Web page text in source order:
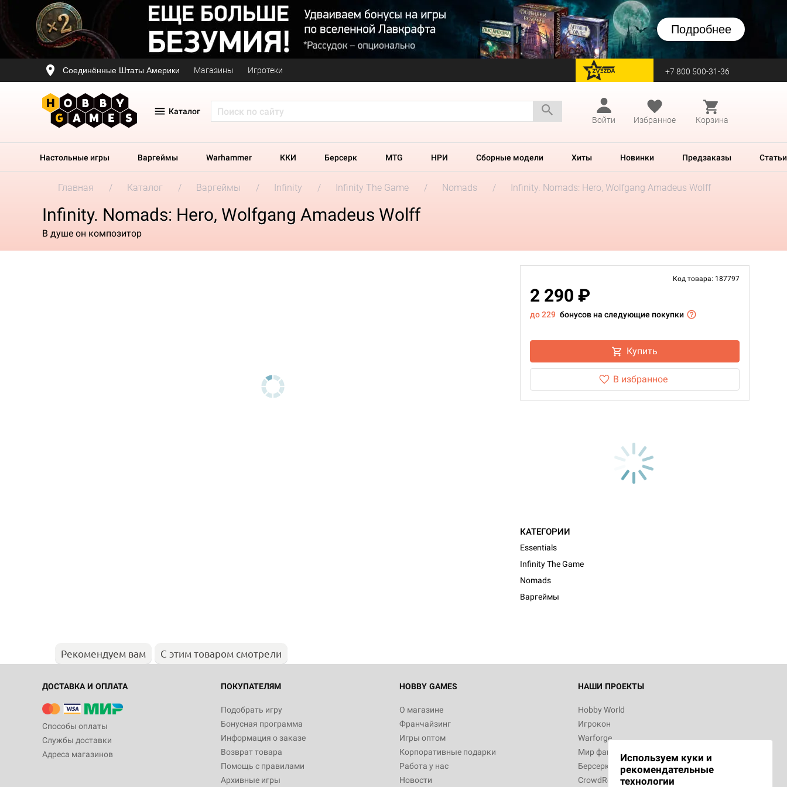
Подробнее
Соединённые Штаты Америки Магазины Игротеки перейти на Zvezda +7 800 500-31-36
Каталог
Войти
Избранное Корзина
Настольные игры Варгеймы Warhammer ККИ Берсерк MTG НРИ Сборные модели Хиты Новинки Предзаказы Статьи
Главная Каталог Варгеймы Infinity Infinity The Game Nomads Infinity. Nomads: Hero, Wolfgang Amadeus Wolff
Infinity. Nomads: Hero, Wolfgang Amadeus Wolff
В душе он композитор
Код товара: 187797
2 290 ₽
до 229 бонусов на следующие покупки
Купить
В избранное
КАТЕГОРИИ
Essentials
Infinity The Game
Nomads
Варгеймы
Рекомендуем вам С этим товаром смотрели
ДОСТАВКА И ОПЛАТА
Способы оплаты
Службы доставки
Адреса магазинов
ПОКУПАТЕЛЯМ
Подобрать игру
Бонусная программа
Информация о заказе
Возврат товара
Помощь с правилами
Архивные игры
HOBBY GAMES
О магазине
Франчайзинг
Игры оптом
Корпоративные подарки
Работа у нас
Новости
НАШИ ПРОЕКТЫ
Hobby World
Игрокон
Warforge
Мир фантастики
Берсерк
CrowdRepublic
Используем куки и
рекомендательные
технологии